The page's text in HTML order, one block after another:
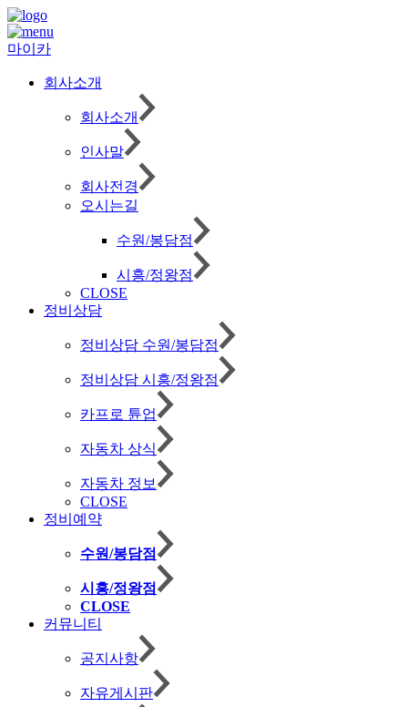
마이카
회사소개
회사소개
인사말
회사전경
오시는길
수원/봉담점
시흥/정왕점
CLOSE
정비상담
정비상담 수원/봉담점
정비상담 시흥/정왕점
카프로 튠업
자동차 상식
자동차 정보
CLOSE
정비예약
수원/봉담점
시흥/정왕점
CLOSE
커뮤니티
공지사항
자유게시판